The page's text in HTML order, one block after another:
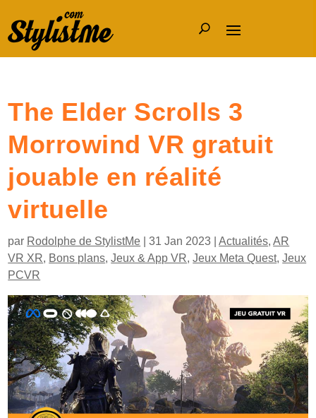
The Elder Scrolls 3
Morrowind VR gratuit
jouable en réalité
virtuelle
par Rodolphe de StylistMe |31 Jan 2023 |Actualités,AR
VR XR, Bons plans,Jeux & App VR,Jeux Meta Quest,Jeux
PCVR